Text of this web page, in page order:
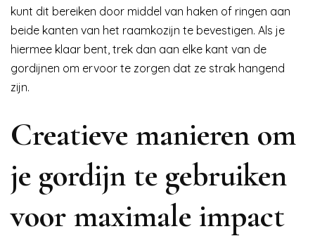
kunt dit bereiken door middel van haken of ringen aan
beide kanten van het raamkozijn te bevestigen. Als je
hiermee klaar bent, trek dan aan elke kant van de
gordijnen om ervoor te zorgen dat ze strak hangend
zijn.
Creatieve manieren om
je gordijn te gebruiken
voor maximale impact